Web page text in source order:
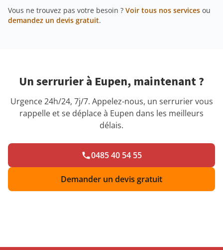
Vous ne trouvez pas votre besoin ? Voir tous nos services ou
demandez un devis gratuit.
Un serrurier à Eupen, maintenant ?
Urgence 24h/24, 7j/7. Appelez-nous, un serrurier vous
rappelle et se déplace à Eupen dans les meilleurs
délais.
0485 40 54 55
Demander un devis gratuit